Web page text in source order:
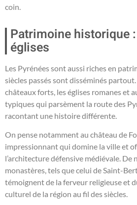
coin.
Patrimoine historique
églises
Les Pyrénées sont aussi riches en
siècles passés sont disséminés
châteaux forts, les églises romanes et
typiques qui parsèment la route des
racontant une histoire différente.
On pense notamment au château de
impressionnant qui domine la ville et
l’architecture défensive médiévale. De
monastères, tels que celui de Saint-
témoignent de la ferveur religieuse et
culturel de la région au fil des siècles.